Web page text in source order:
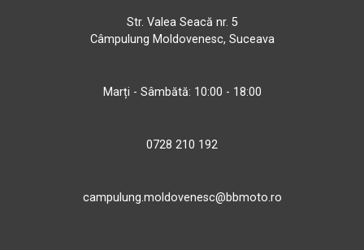
Str. Valea Seacă nr. 5
Câmpulung Moldovenesc, Suceava
Marți - Sâmbătă: 10:00 - 18:00
0728 210 192
campulung.moldovenesc@bbmoto.ro